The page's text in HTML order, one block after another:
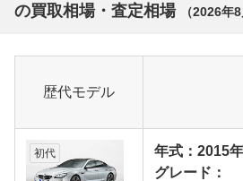
の買取相場・査定相場
（2026年8
歴代モデル
初代
年式：2015
グレード：